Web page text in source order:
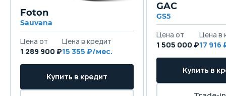
Foton
Sauvana
1 289 900 ₽15 355
GAC
GS5
1 505 000 ₽17 916